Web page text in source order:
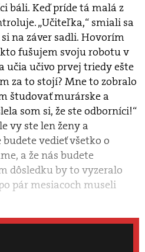
báli. Keď príde tá malá z
„Učiteľka,“ smiali sa
na záver sadli. Hovorím
fušujem svoju robotu v
učia učivo prvej triedy ešte
za to stojí? Mne to zobralo
študovať murárske a
som si, že ste odborníci!“
vy ste len ženy a
vedieť všetko o
a že nás budete
dôsledku by to vyzeralo
pár mesiacoch museli